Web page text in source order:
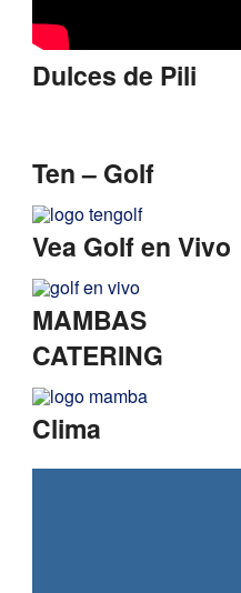
Dulces de Pili
Ten – Golf
Vea Golf en Vivo
MAMBAS
CATERING
Clima